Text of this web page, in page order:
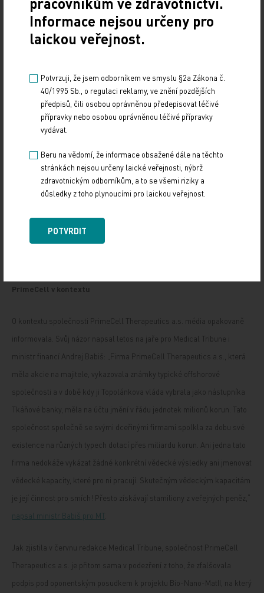
Innovations po získání veškerých potřebných povolení dle zákona, bude
sloužit k tomu, co jsme již v mediích uvedli, tedy především pro rozvoj
inovativního oboru – regenerativní medicíny, tedy využití lidských buněk
V případě, že byste byla ochotna zveřejnit náš inzerát, budeme velice
potěšeni. Budeme-li v této oblasti potřebovat Vaši podporu či pomoc,
obrátíme se na Vás,“ píše mluvčí společnosti Andrea Gutová redakci
Národní centrum tkání a buněk, které je dceřinou firmou společnosti
PrimeCell Therapeutics a.s., již přitom na redakci Medical Tribune
článku:
Sto milionů za projekt, o kterém nikdo nic neví
PrimeCell v kontextu
O kontextu společnosti PrimeCell Therapeutics a.s. média opakovaně
informovala. Svůj názor napsal letos na jaře pro Medical Tribune i
ministr financí Andrej Babiš: „Firma PrimeCell Therapeutics a.s., která
měla akcie na majitele, vykazovala známky typické offshorové
společnosti a v době kdy ji Topolánkova vláda vybrala jako nástupníka
Tkáňové banky, měla na účtu jmění v řádu jednotek milionů korun. Tato
společnost společně se svými dceřinými firmami spolkla za dobu své
existence na různých typech dotací přes miliardu korun. Ani jedna tato
firma nedokáže vykázat žádné konkrétní vědecké výsledky ani jmenovat
vědecké kapacity, které pro ni pracují. Skutečným vědeckým kapacitám
je její činnost pro smích! Přesto získávají stamiliony z veřejných peněz,“
napsal ministr Babiš pro MT
Jak zjistila v červnu redakce Medical Tribune, společnost PrimeCell
Therapeutics a.s. je přitom sama v podezření z toho, že zfalšovala
podpis pod oponentským posudkem k projektu Bio-Nano-MatII, na který
Informace nejsou určeny pro
laickou veřejnost.
Potvrzuji, že jsem odborníkem ve smyslu §2a Zákona č.
40/1995 Sb., o regulaci reklamy, ve znění pozdějších
předpisů, čili osobou oprávněnou předepisovat léčivé
přípravky nebo osobou oprávněnou léčivé přípravky
vydávat.
Beru na vědomí, že informace obsažené dále na těchto
stránkách nejsou určeny laické veřejnosti, nýbrž
zdravotnickým odborníkům, a to se všemi riziky a
důsledky z toho plynoucími pro laickou veřejnost.
POTVRDIT